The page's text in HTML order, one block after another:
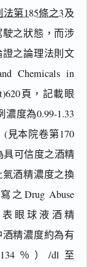
法第185條之3及
之狀態，而涉
之論理法則文
Chemicals in
頁，記載眼
度為0.99-1.33
見本院卷第170
可信度之酒精
酒精濃度之換
之Drug Abuse
表眼球液酒精
酒精濃度約為有
％）/dl至